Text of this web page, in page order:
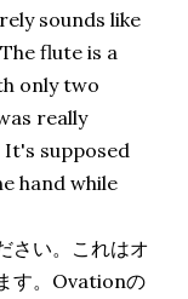
sounds like
flute is a
only two
really
supposed
hand while
さい。これはオ
す。Ovationの